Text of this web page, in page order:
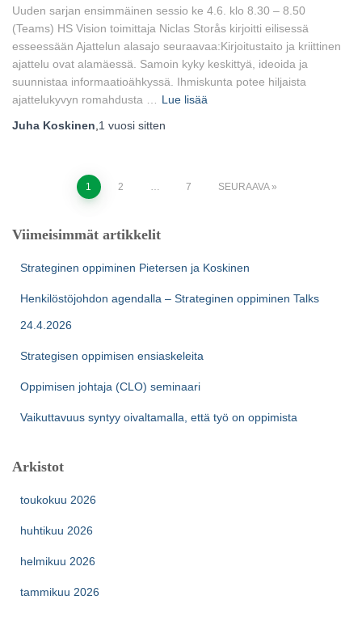
Uuden sarjan ensimmäinen sessio ke 4.6. klo 8.30 – 8.50
(Teams) HS Vision toimittaja Niclas Storås kirjoitti eilisessä
esseessään Ajattelun alasajo seuraavaa:Kirjoitustaito ja kriittinen
ajattelu ovat alamäessä. Samoin kyky keskittyä, ideoida ja
suunnistaa informaatio­ähkyssä. Ihmiskunta potee hiljaista
ajattelukyvyn romahdusta …
Lue lisää
Juha Koskinen 1 vuosi sitten
Artikkelien
sivutus
1 2 7 SEURAAVA
Viimeisimmät artikkelit
Strateginen oppiminen Pietersen ja Koskinen
Henkilöstöjohdon agendalla – Strateginen oppiminen Talks
24.4.2026
Strategisen oppimisen ensiaskeleita
Oppimisen johtaja (CLO) seminaari
Vaikuttavuus syntyy oivaltamalla, että työ on oppimista
Arkistot
toukokuu 2026
huhtikuu 2026
helmikuu 2026
tammikuu 2026